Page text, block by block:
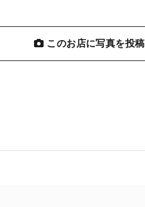
このお店に写真を投稿